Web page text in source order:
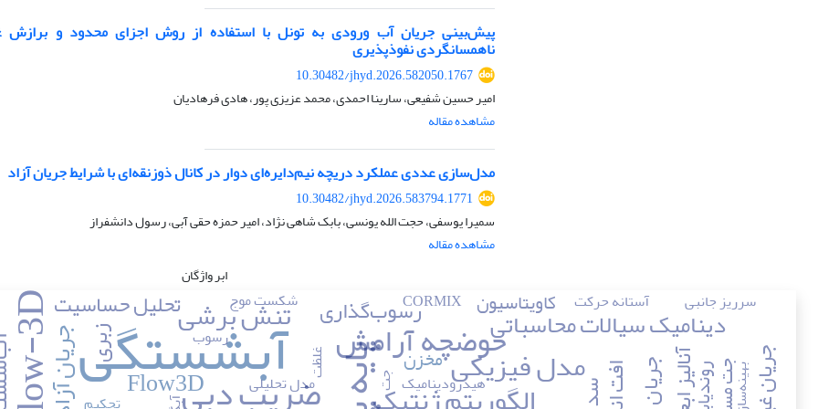
پیش‌بینی جریان آب ورودی به تونل با استفاده از روش اجزای محدود و برازش
ناهمسانگردی نفوذپذیری
10.30482/jhyd.2026.582050.1767
امیر حسین شفیعی، سارینا احمدی، محمد عزیزی پور، هادی فرهادیان
مشاهده مقاله
مدل‌سازی عددی عملکرد دریچه نیم‌دایره‌ای دوار در کانال ذوزنقه‌ای با شرایط جریان آزاد
10.30482/jhyd.2026.583794.1771
سمیرا یوسفی، حجت الله یونسی، بابک شاهی نژاد، امیر حمزه حقی آبی، رسول دانشفراز
مشاهده مقاله
ابر واژگان
آبشستگی3D ضریب دبی
حوضچه آرامشمدل فیزیکی
تنش برشی
Flow3D
دینامیک سیالات محاسباتی جریان آزاد
تحلیل حساسیت
رسوب‌گذاری
زبری
سد
کاویتاسیون
مخزن
شکست موج
آستانه حرکت
رسوب
سرریز جانبی
مدل تحلیلی هیدرودینامیک
CORMIX
غلظت
جت